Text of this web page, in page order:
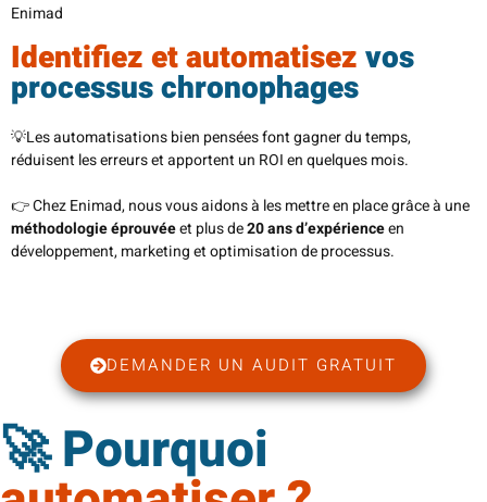
Enimad
Identifiez et automatisezvos
processus chronophages
💡Les automatisations bien pensées font gagner du temps,
réduisent les erreurs et apportent un ROI en quelques mois.
👉 Chez Enimad, nous vous aidons à les mettre en place grâce à une
méthodologie éprouvéeet plus de20 ans d’expérienceen
développement, marketing et optimisation de processus.
DEMANDER UN AUDIT GRATUIT
🚀 Pourquoi